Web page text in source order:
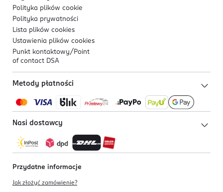
Polityka plików cookie
Polityka prywatności
Lista plików cookies
Ustawienia plików cookies
Punkt kontaktowy/ Point
of contact DSA
Metody płatności
Nasi dostawcy
Przydatne informacje
Jak złożyć zamówienie?